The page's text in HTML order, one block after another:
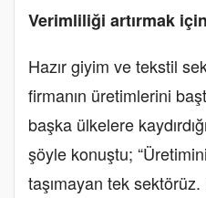
Verimliliği artırmak
Hazır giyim ve tekstil
firmanın üretimlerini
başka ülkelere
şöyle konuştu;
taşımayan tek